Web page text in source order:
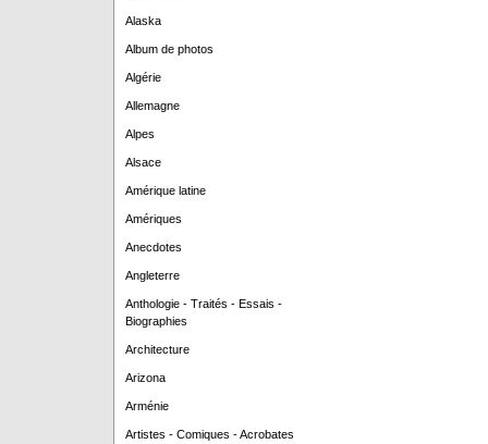
Alaska
Album de photos
Algérie
Allemagne
Alpes
Alsace
Amérique latine
Amériques
Anecdotes
Angleterre
Anthologie - Traités - Essais -
Biographies
Architecture
Arizona
Arménie
Artistes - Comiques - Acrobates